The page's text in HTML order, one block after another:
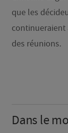
que les
continueraient
des réunions.
Dans le